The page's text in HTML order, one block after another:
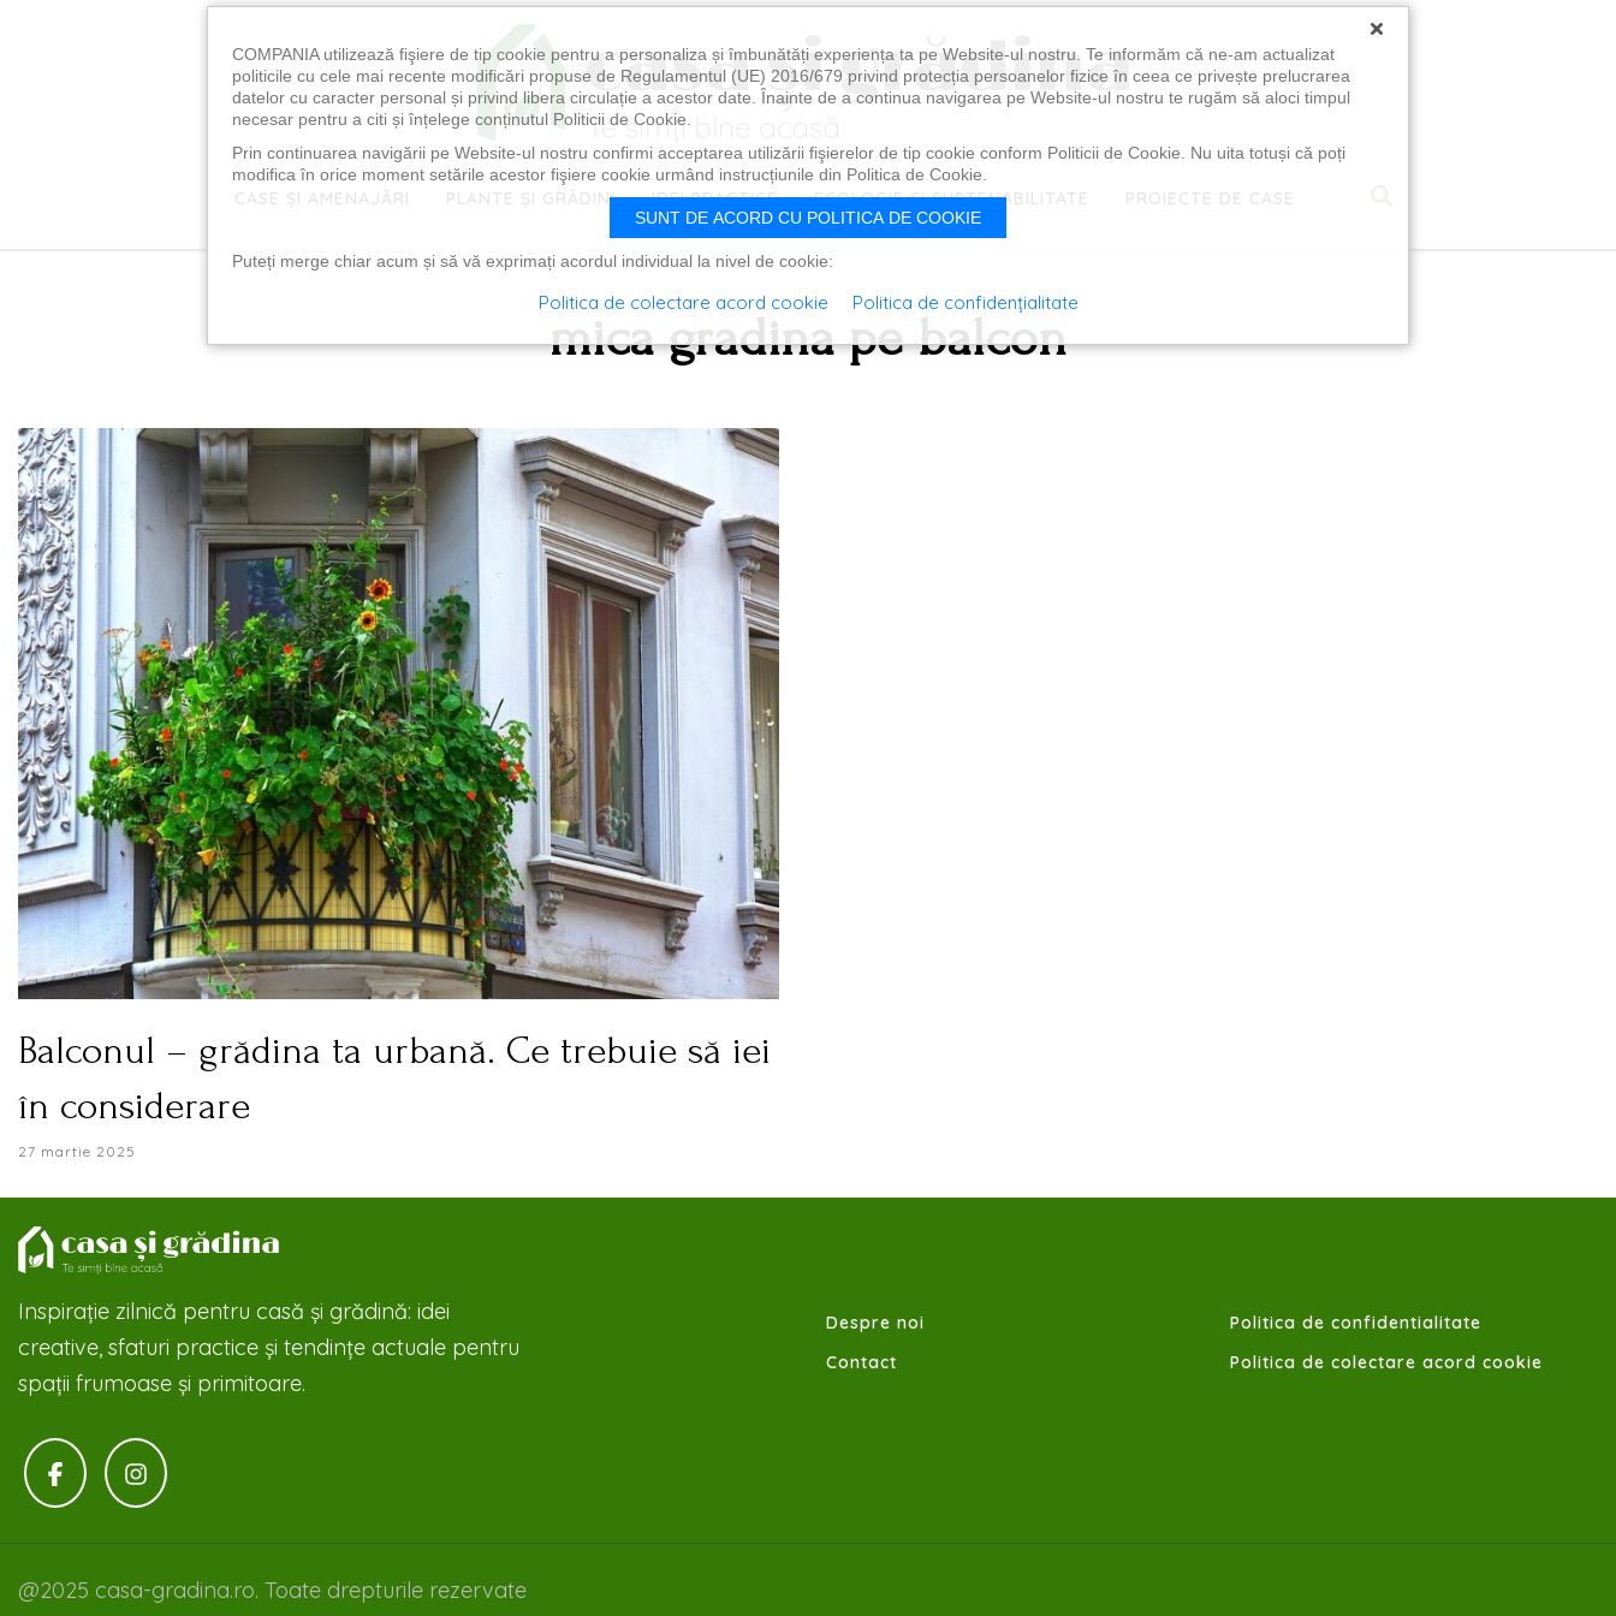
CASE ȘI AMENAJĂRI PLANTE ȘI GRĂDINI IDEI PRACTICE ECOLOGIE ȘI SUSTENABILITATE PROIECTE DE CASE
mica gradina pe balcon
Balconul – grădina ta urbană. Ce trebuie să iei
în considerare
27 martie 2025
Inspirație zilnică pentru casă și grădină: idei
creative, sfaturi practice și tendințe actuale pentru
spații frumoase și primitoare.
Despre noi
Contact
Politica de confidentialitate
Politica de colectare acord cookie
@2025 casa-gradina.ro. Toate drepturile rezervate
×
COMPANIA utilizează fişiere de tip cookie pentru a personaliza și îmbunătăți experiența ta pe Website-ul nostru. Te informăm că ne-am actualizat
politicile cu cele mai recente modificări propuse de Regulamentul (UE) 2016/679 privind protecția persoanelor fizice în ceea ce privește prelucrarea
datelor cu caracter personal și privind libera circulație a acestor date. Înainte de a continua navigarea pe Website-ul nostru te rugăm să aloci timpul
necesar pentru a citi și înțelege conținutul Politicii de Cookie.
Prin continuarea navigării pe Website-ul nostru confirmi acceptarea utilizării fişierelor de tip cookie conform Politicii de Cookie. Nu uita totuși că poți
modifica în orice moment setările acestor fişiere cookie urmând instrucțiunile din Politica de Cookie.
SUNT DE ACORD CU POLITICA DE COOKIE
Puteți merge chiar acum și să vă exprimați acordul individual la nivel de cookie:
Politica de colectare acord cookie Politica de confidențialitate